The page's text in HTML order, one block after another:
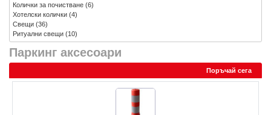
Паркинг аксесоари
Поръчай сега
Колички за почистване (6)
Хотелски колички (4)
Свещи (36)
Ритуални свещи (10)